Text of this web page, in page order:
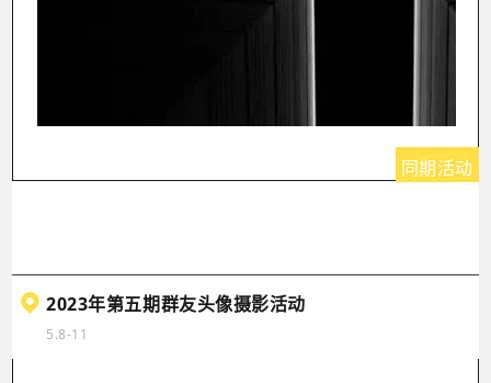
同期活动
2023年第五期群友头像摄影活动
5.8-11